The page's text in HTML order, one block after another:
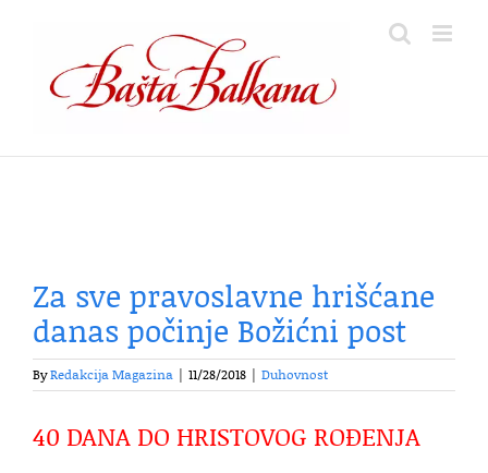
content
Za sve pravoslavne hrišćane
danas počinje Božićni post
ByRedakcija Magazina 11/28/2018 Duhovnost
40 DANA DO HRISTOVOG ROĐENJA